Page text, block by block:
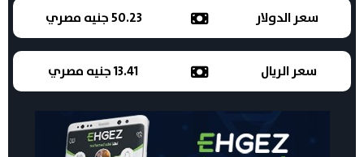
سعر الدولار 50.23 جنيه مصري
سعر الريال 13.41 جنيه مصري